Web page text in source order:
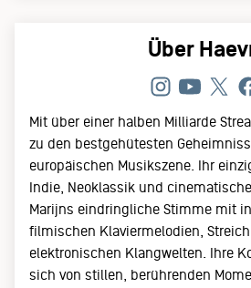
Über
Mit über einer halben Milliarde
zu den bestgehütesten
europäischen Musikszene. Ihr
Indie, Neoklassik und
Marijns eindringliche Stimme mit
filmischen Klaviermelodien,
elektronischen Klangwelten. Ihre
sich von stillen, berührenden